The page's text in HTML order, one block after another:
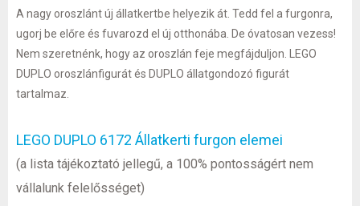
A nagy oroszlánt új állatkertbe helyezik át. Tedd fel a furgonra,
ugorj be előre és fuvarozd el új otthonába. De óvatosan vezess!
Nem szeretnénk, hogy az oroszlán feje megfájduljon. LEGO
DUPLO oroszlánfigurát és DUPLO állatgondozó figurát
tartalmaz.
LEGO DUPLO 6172 Állatkerti furgon elemei
(a lista tájékoztató jellegű, a 100% pontosságért nem
vállalunk felelősséget)